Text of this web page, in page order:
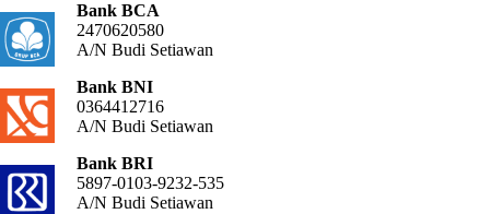
Bank BCA
2470620580
A/N Budi Setiawan
Bank BNI
0364412716
A/N Budi Setiawan
Bank BRI
5897-0103-9232-535
A/N Budi Setiawan